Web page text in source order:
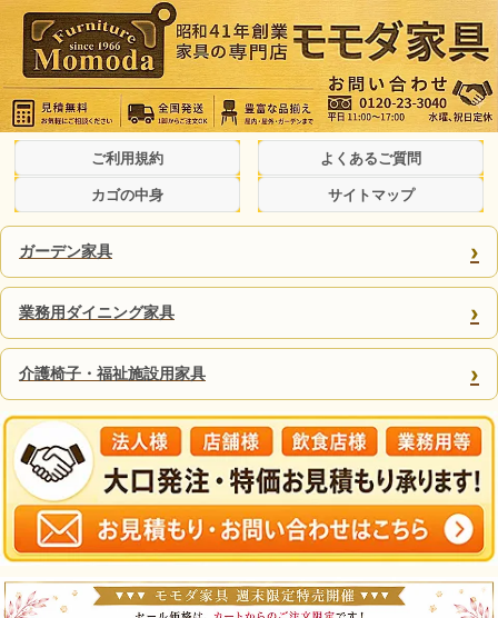
ご利用規約 よくあるご質問
カゴの中身 サイトマップ
ガーデン家具 ›
業務用ダイニング家具 ›
介護椅子・福祉施設用家具 ›